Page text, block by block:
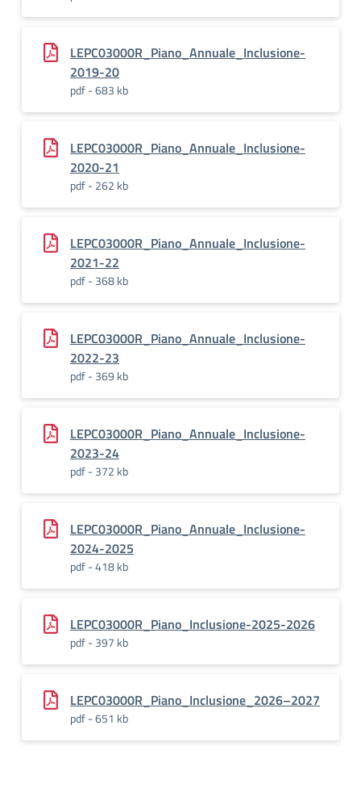
LEPC03000R_Piano_Annuale_Inclusione-
2019-20
pdf - 683 kb
LEPC03000R_Piano_Annuale_Inclusione-
2020-21
pdf - 262 kb
LEPC03000R_Piano_Annuale_Inclusione-
2021-22
pdf - 368 kb
LEPC03000R_Piano_Annuale_Inclusione-
2022-23
pdf - 369 kb
LEPC03000R_Piano_Annuale_Inclusione-
2023-24
pdf - 372 kb
LEPC03000R_Piano_Annuale_Inclusione-
2024-2025
pdf - 418 kb
LEPC03000R_Piano_Inclusione-2025-2026
pdf - 397 kb
LEPC03000R_Piano_Inclusione_2026–2027
pdf - 651 kb